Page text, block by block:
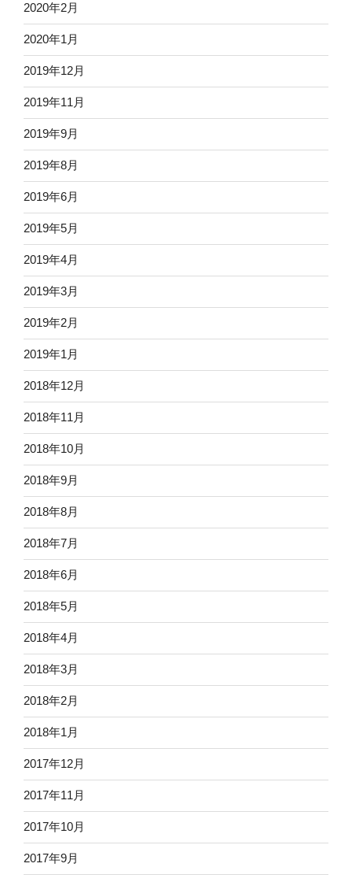
2020年2月
2020年1月
2019年12月
2019年11月
2019年9月
2019年8月
2019年6月
2019年5月
2019年4月
2019年3月
2019年2月
2019年1月
2018年12月
2018年11月
2018年10月
2018年9月
2018年8月
2018年7月
2018年6月
2018年5月
2018年4月
2018年3月
2018年2月
2018年1月
2017年12月
2017年11月
2017年10月
2017年9月